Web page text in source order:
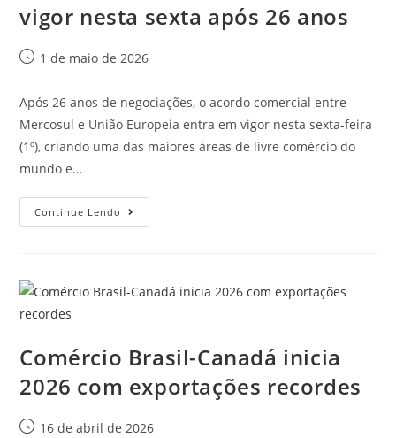
vigor nesta sexta após 26 anos
1 de maio de 2026
Após 26 anos de negociações, o acordo comercial entre
Mercosul e União Europeia entra em vigor nesta sexta-feira
(1º), criando uma das maiores áreas de livre comércio do
mundo e…
Continue Lendo
Comércio Brasil-Canadá inicia
2026 com exportações recordes
16 de abril de 2026